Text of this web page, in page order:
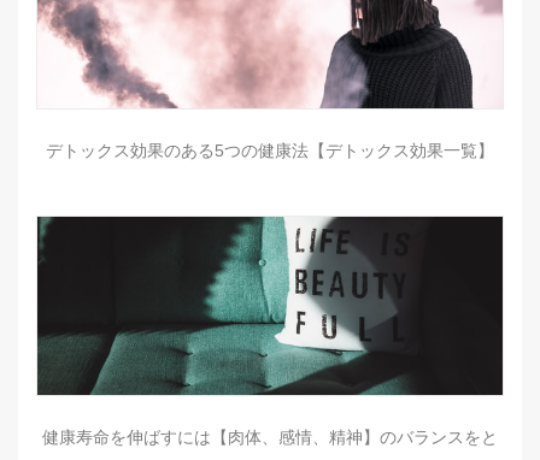
デトックス効果のある5つの健康法【デトックス効果一覧】
健康寿命を伸ばすには【肉体、感情、精神】のバランスをと